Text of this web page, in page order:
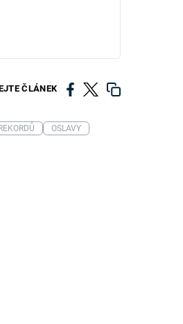
ČLÁNEK
OSLAVY